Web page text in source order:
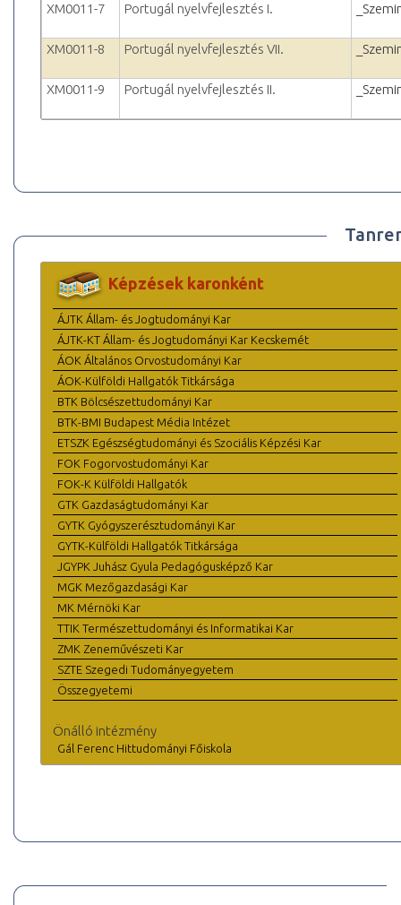
XM0011-7 Portugál nyelvfejlesztés I.
XM0011-8 Portugál nyelvfejlesztés VII.
XM0011-9 Portugál nyelvfejlesztés II.
Képzések karonként
ÁJTK Állam- és Jogtudományi Kar
ÁJTK-KT Állam- és Jogtudományi Kar Kecskemét
ÁOK Általános Orvostudományi Kar
ÁOK-Külföldi Hallgatók Titkársága
BTK Bölcsészettudományi Kar
BTK-BMI Budapest Média Intézet
ETSZK Egészségtudományi és Szociális Képzési Kar
FOK Fogorvostudományi Kar
FOK-K Külföldi Hallgatók
GTK Gazdaságtudományi Kar
GYTK Gyógyszerésztudományi Kar
GYTK-Külföldi Hallgatók Titkársága
JGYPK Juhász Gyula Pedagógusképző Kar
MGK Mezőgazdasági Kar
MK Mérnöki Kar
TTIK Természettudományi és Informatikai Kar
ZMK Zeneművészeti Kar
SZTE Szegedi Tudományegyetem
Összegyetemi
Önálló intézmény
Gál Ferenc Hittudományi Főiskola